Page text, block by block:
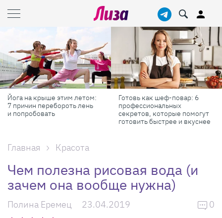
Готовь как шеф-повар: 6
профессиональных
секретов, которые помогут
Масштабные приключения:
самые красивые фестивали
России в августе
Главная Красота
Чем полезна рисовая вода (и
зачем она вообще нужна)
Полина Еремец 23.04.2019 0